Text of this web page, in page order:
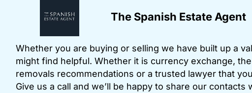
The Spanish Estate Agent
Whether you are buying or selling we have built up a
might find helpful. Whether it is currency exchange,
removals recommendations or a trusted lawyer that
Give us a call and we’ll be happy to share our